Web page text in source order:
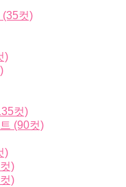
(35컷)
)
컷)
(90컷)
)
)
)